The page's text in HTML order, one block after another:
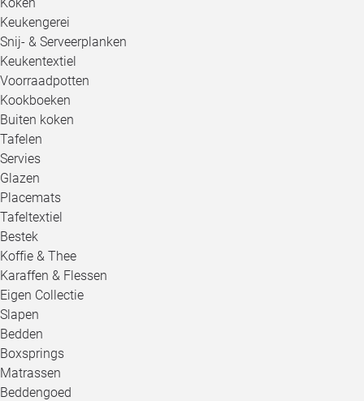
Keukengerei
Snij- & Serveerplanken
Keukentextiel
Voorraadpotten
Kookboeken
Buiten koken
Tafelen
Servies
Glazen
Placemats
Tafeltextiel
Bestek
Koffie & Thee
Karaffen & Flessen
Eigen Collectie
Slapen
Bedden
Boxsprings
Matrassen
Beddengoed